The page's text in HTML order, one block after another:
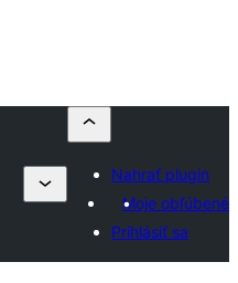
Nahrať plugin
Moje obľúbené
Prihlásiť sa